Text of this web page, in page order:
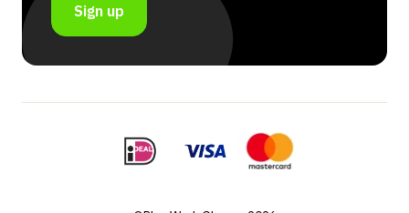
Sign up